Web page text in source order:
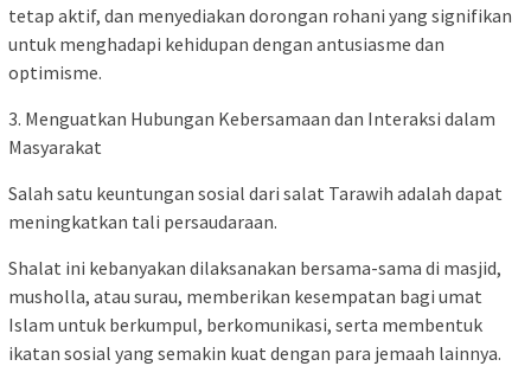
tetap aktif, dan menyediakan dorongan rohani yang signifikan
untuk menghadapi kehidupan dengan antusiasme dan
optimisme.
3. Menguatkan Hubungan Kebersamaan dan Interaksi dalam
Masyarakat
Salah satu keuntungan sosial dari salat Tarawih adalah dapat
meningkatkan tali persaudaraan.
Shalat ini kebanyakan dilaksanakan bersama-sama di masjid,
musholla, atau surau, memberikan kesempatan bagi umat
Islam untuk berkumpul, berkomunikasi, serta membentuk
ikatan sosial yang semakin kuat dengan para jemaah lainnya.